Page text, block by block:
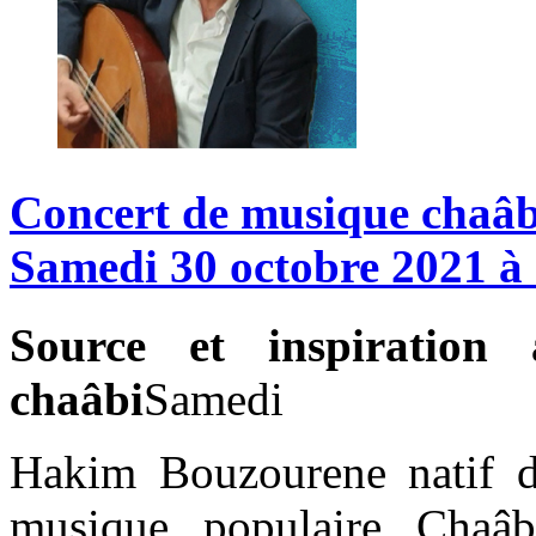
Concert de musique
Samedi 30 octobre 2021 à
Source et inspiration
chaâbiSamedi
Hakim Bouzourene natif
musique populaire